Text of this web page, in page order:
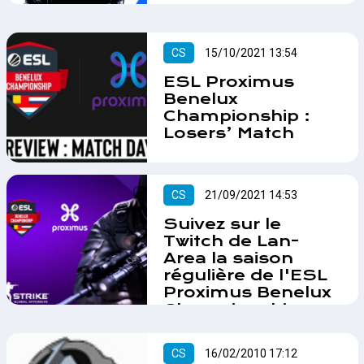
belge présente sur plusieurs jeux
tels que CS:GO, COD, FTN et F1.…
CS 15/10/2021 13:54
ESL Proximus
Benelux
Championship :
Losers’ Match
avec les Losers’ Match.…
CS 21/09/2021 14:53
Suivez sur le
Twitch de Lan-
Area la saison
régulière de l'ESL
Proximus Benelux
Championship
l'ESL Proximus Benelux
Championship sur le Twitch de
CS 16/02/2010 17:12